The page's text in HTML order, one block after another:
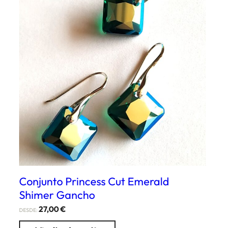
Conjunto Princess Cut Emerald
Shimer Gancho
DESDE: 27,00€